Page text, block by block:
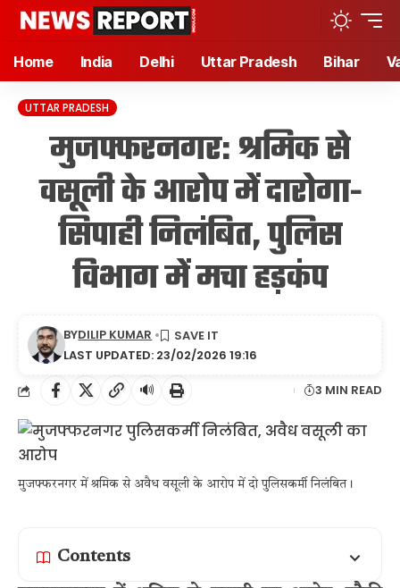
Home India Delhi Uttar Pradesh Bihar
UTTAR PRADESH
मुजफ्फरनगर: श्रमिक से
वसूली के आरोप में दारोगा-
सिपाही निलंबित, पुलिस
विभाग में मचा हड़कंप
LAST UPDATED: 23/02/2026 19:16
BYDILIP KUMAR
🔊 3 MIN READ
मुजफ्फरनगर में श्रमिक से अवैध वसूली के आरोप में दो पुलिसकर्मी निलंबित।
Contents